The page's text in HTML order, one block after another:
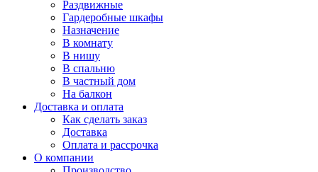
Раздвижные
Гардеробные шкафы
Назначение
В комнату
В нишу
В спальню
В частный дом
На балкон
Доставка и оплата
Как сделать заказ
Доставка
Оплата и рассрочка
О компании